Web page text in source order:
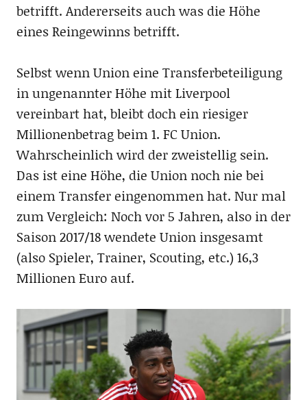
betrifft. Andererseits auch was die Höhe
eines Reingewinns betrifft.
Selbst wenn Union eine Transferbeteiligung
in ungenannter Höhe mit Liverpool
vereinbart hat, bleibt doch ein riesiger
Millionenbetrag beim 1. FC Union.
Wahrscheinlich wird der zweistellig sein.
Das ist eine Höhe, die Union noch nie bei
einem Transfer eingenommen hat. Nur mal
zum Vergleich: Noch vor 5 Jahren, also in der
Saison 2017/18 wendete Union insgesamt
(also Spieler, Trainer, Scouting, etc.) 16,3
Millionen Euro auf.